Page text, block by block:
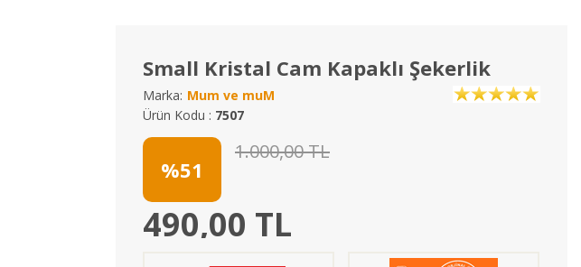
Small Kristal Cam Kapaklı Şekerlik
Marka: Mum ve muM
Ürün Kodu : 7507
%51
1.000,00 TL
490,00 TL